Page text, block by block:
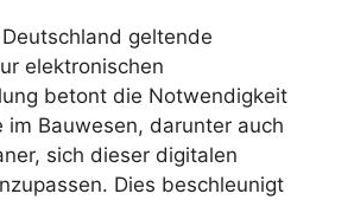
geltende
elektronischen
betont die Notwendigkeit
im Bauwesen, darunter auch
sich dieser digitalen
Dies beschleunigt